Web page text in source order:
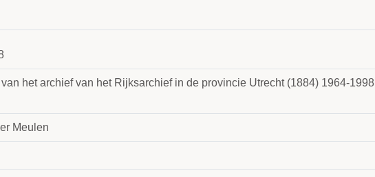
van het archief van het Rijksarchief in de provincie Utrecht (1884) 1964-1998
Meulen